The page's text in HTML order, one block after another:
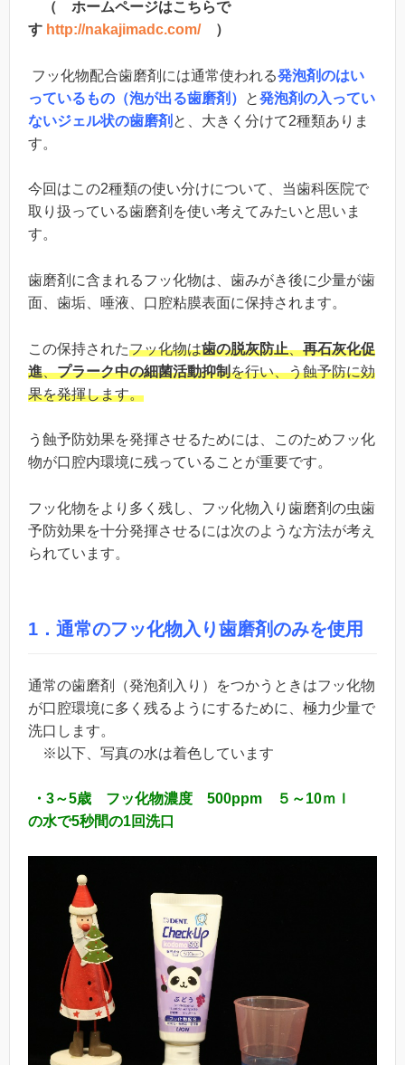
（ ホームページはこちらで
す http://nakajimadc.com/）
フッ化物配合歯磨剤には通常使われる発泡剤のはい
っているもの（泡が出る歯磨剤）
と発泡剤の入ってい
ないジェル状の歯磨剤 と、大きく分けて2種類ありま
す。
今回はこの2種類の使い分けについて、当歯科医院で
取り扱っている歯磨剤を使い考えてみたいと思いま
す。
歯磨剤に含まれるフッ化物は、歯みがき後に少量が歯
面、歯垢、唾液、口腔粘膜表面に保持されます。
この保持されたフッ化物は歯の脱灰防止、再石灰化促
進、プラーク中の細菌活動抑制を行い、う蝕予防に効
果を発揮します。
う蝕予防効果を発揮させるためには、このためフッ化
物が口腔内環境に残っていることが重要です。
フッ化物をより多く残し、フッ化物入り歯磨剤の虫歯
予防効果を十分発揮させるには次のような方法が考え
られています。
1 ．通常のフッ化物入り歯磨剤のみを使用
通常の歯磨剤（発泡剤入り）をつかうときはフッ化物
が口腔環境に多く残るようにするために、極力少量で
洗口します。
※以下、写真の水は着色しています
・3～5歳 フッ化物濃度 500ppm ５～10ｍｌ
の水で5秒間の1回洗口